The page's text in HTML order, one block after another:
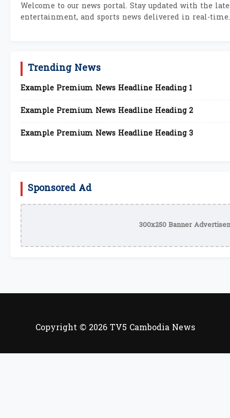
Welcome to our news portal. Stay updated with the
entertainment, and sports news delivered in real-time.
Trending News
Example Premium News Headline Heading 1
Example Premium News Headline Heading 2
Example Premium News Headline Heading 3
Sponsored Ad
300x250 Banner
Copyright © 2026 TV5 Cambodia News